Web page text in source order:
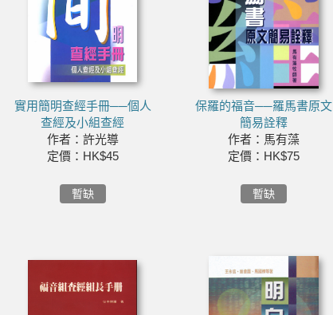
實用簡明查經手冊──個人
查經及小組查經
作者：許光導
定價：HK$45
暫缺
保羅的福音──羅馬書原文
簡易詮釋
作者：馬有藻
定價：HK$75
暫缺